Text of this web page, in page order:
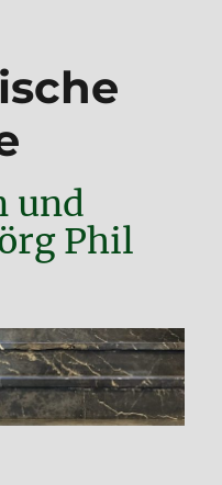
und
Phil